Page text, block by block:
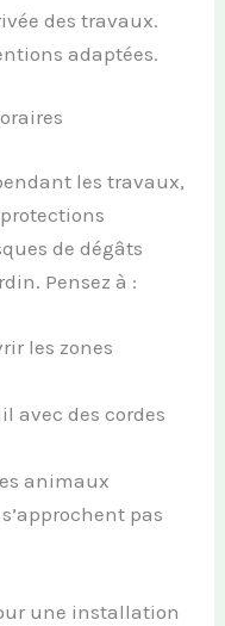
des travaux.
adaptées.
les travaux,
de dégâts
Pensez à :
les zones
avec des cordes
animaux
pas
une installation